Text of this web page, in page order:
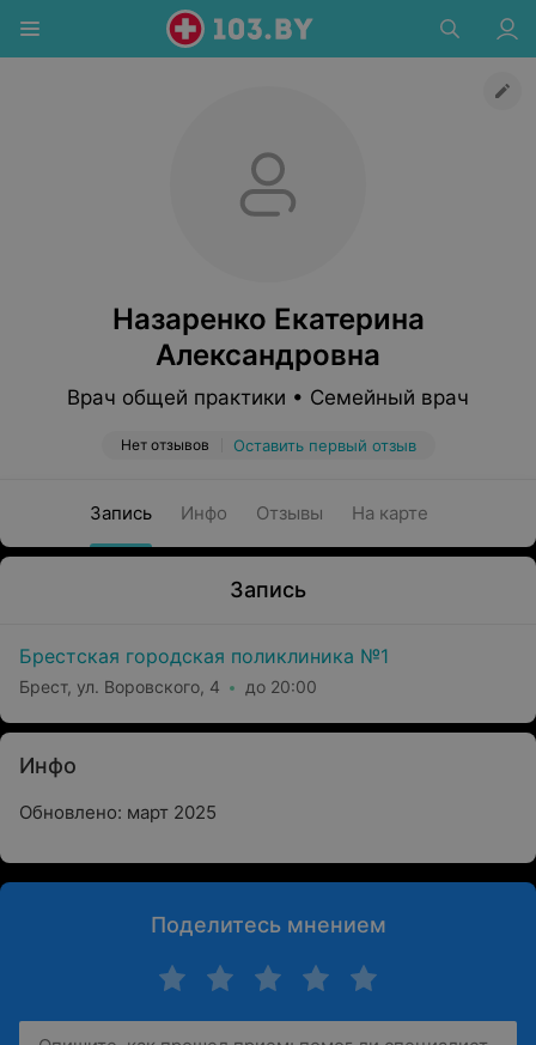
Назаренко Екатерина
Александровна
Врач общей практики • Семейный врач
Нет отзывов Оставить первый отзыв
Запись Инфо Отзывы На карте
Запись
Брестская городская поликлиника №1
Брест, ул. Воровского, 4 до 20:00
Инфо
Обновлено: март 2025
Поделитесь мнением